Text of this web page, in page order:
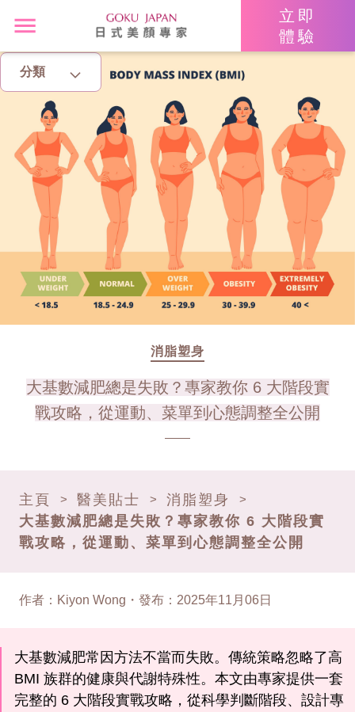
立即
體驗
分類
主頁
亮眼秘籍
消脂塑身
美白去斑
增肌減脂
美胸升Cup
消脂塑身
大基數減肥總是失敗？專家教你 6 大階段實
戰攻略，從運動、菜單到心態調整全公開
主頁 > 醫美貼士 > 消脂塑身 >
大基數減肥總是失敗？專家教你 6 大階段實
戰攻略，從運動、菜單到心態調整全公開
作者 ： Kiyon Wong ・ 發布 ： 2025年11月06日
大基數減肥常因方法不當而失敗。傳統策略忽略了高
BMI 族群的健康與代謝特殊性。本文由專家提供一套
完整的 6 大階段實戰攻略，從科學判斷階段、設計專